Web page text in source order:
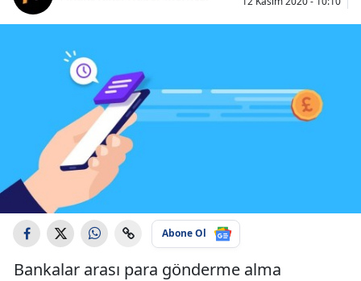
Abone Ol
Bankalar arası para gönderme alma